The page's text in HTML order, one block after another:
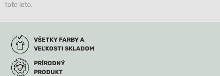
toto leto.
VŠETKY FARBY A
VEĽKOSTI SKLADOM
PRÍRODNÝ
PRODUKT